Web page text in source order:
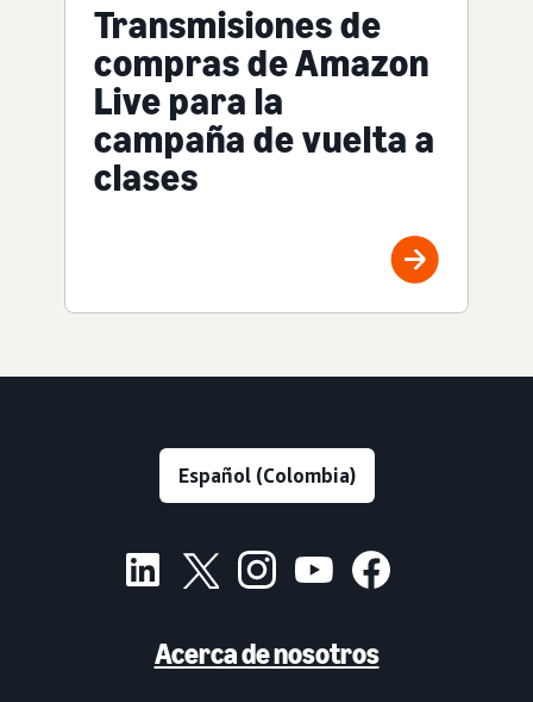
Transmisiones de
compras de Amazon
Live para la
campaña de vuelta a
clases
Acerca de nosotros